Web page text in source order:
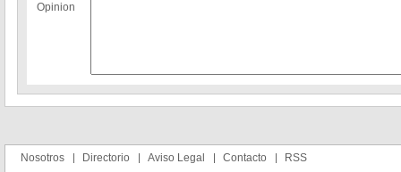
Opinion
Nosotros Directorio Aviso Legal Contacto RSS